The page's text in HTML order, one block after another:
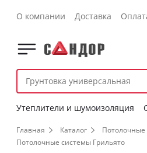
О компании Доставка
Утеплители и шумоизоляция
Главная Каталог
Потолочные системы Грильято